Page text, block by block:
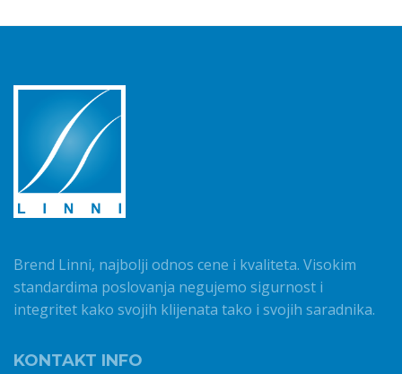
Brend Linni, najbolji odnos cene i kvaliteta. Visokim
standardima poslovanja negujemo sigurnost i
integritet kako svojih klijenata tako i svojih saradnika.
KONTAKT INFO